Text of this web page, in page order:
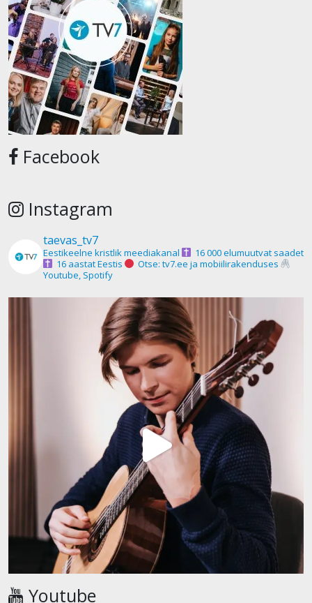
Facebook
Instagram
taevas_tv7
Eestikeelne kristlik meediakanal
16 000 elumuutvat saadet
16 aastat Eestis
Otse: tv7.ee ja mobiilirakenduses
Youtube, Spotify
Youtube